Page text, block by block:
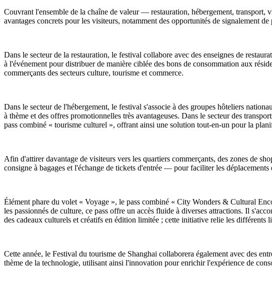
Couvrant l'ensemble de la chaîne de valeur — restauration, hébergement, transport,
avantages concrets pour les visiteurs, notamment des opportunités de signalement
Dans le secteur de la restauration, le festival collabore avec des enseignes de
à l'événement pour distribuer de manière ciblée des bons de consommation aux
commerçants des secteurs culture, tourisme et commerce.
Dans le secteur de l'hébergement, le festival s'associe à des groupes hôteliers
à thème et des offres promotionnelles très avantageuses. Dans le secteur des
pass combiné « tourisme culturel », offrant ainsi une solution tout-en-un pour la
Afin d'attirer davantage de visiteurs vers les quartiers commerçants, des zones de
consigne à bagages et l'échange de tickets d'entrée — pour faciliter les
Élément phare du volet « Voyage », le pass combiné « City Wonders & Cultural
les passionnés de culture, ce pass offre un accès fluide à diverses attractions. Il
des cadeaux culturels et créatifs en édition limitée ; cette initiative relie les
Cette année, le Festival du tourisme de Shanghai collaborera également avec des
thème de la technologie, utilisant ainsi l'innovation pour enrichir l'expérience de